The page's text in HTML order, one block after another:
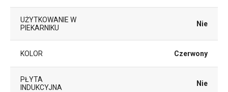
UŻYTKOWANIE W
PIEKARNIKU
Nie
KOLOR Czerwony
PŁYTA
INDUKCYJNA
Nie